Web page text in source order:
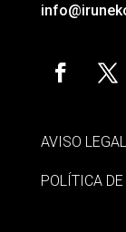
AVISO LEGAL
POLÍTICA